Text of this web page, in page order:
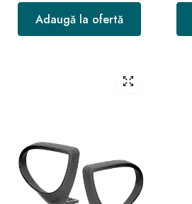
Adaugă la ofertă